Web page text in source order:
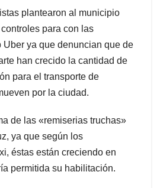
plantearon al municipio
para con las
ya que denuncian que de
han crecido la cantidad de
para el transporte de
por la ciudad.
de las «remiserias truchas»
ya que según los
éstas están creciendo en
permitida su habilitación.